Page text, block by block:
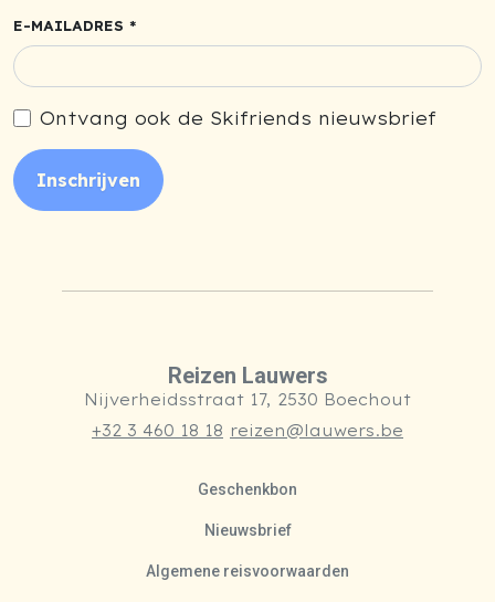
E-MAILADRES *
Ontvang ook de Skifriends nieuwsbrief
Inschrijven
Reizen Lauwers
Nijverheidsstraat 17, 2530 Boechout
+32 3 460 18 18 reizen@lauwers.be
Geschenkbon
Nieuwsbrief
Algemene reisvoorwaarden